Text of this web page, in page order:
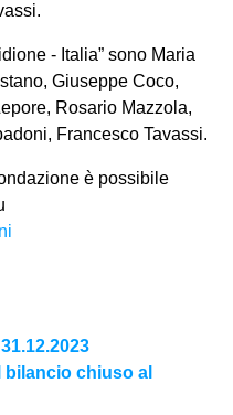
- Italia” sono Maria
Giuseppe Coco,
Rosario Mazzola,
Francesco Tavassi.
è possibile
bilancio chiuso al